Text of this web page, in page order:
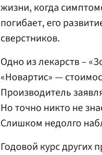
жизни, когда
погибает, его
сверстников.
Одно из лекарств –
«Новартис» —
Производитель
Но точно никто не
Слишком недолго
Годовой курс других